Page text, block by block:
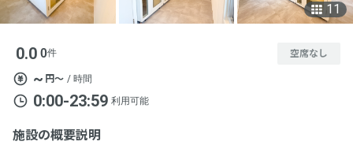
11
0.0 0件 空席なし
~ 円〜 / 時間
0:00-23:59 利用可能
施設の概要説明